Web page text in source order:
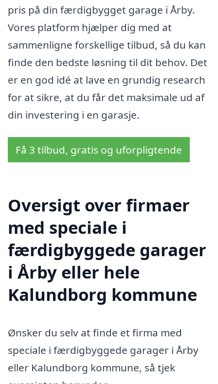
pris på din færdigbygget garage i Årby.
Vores platform hjælper dig med at
sammenligne forskellige tilbud, så du kan
finde den bedste løsning til dit behov. Det
er en god idé at lave en grundig research
for at sikre, at du får det maksimale ud af
din investering i en garasje.
Få 3 tilbud, gratis og uforpligtende
Oversigt over firmaer
med speciale i
færdigbyggede garager
i Årby eller hele
Kalundborg kommune
Ønsker du selv at finde et firma med
speciale i færdigbyggede garager i Årby
eller Kalundborg kommune, så tjek